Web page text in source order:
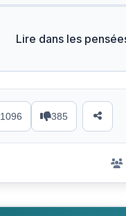
Lire dans les
1096 385